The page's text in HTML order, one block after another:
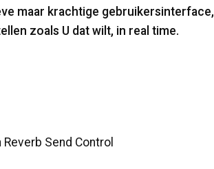
maar krachtige gebruikersinterface,
zoals U dat wilt, in real time.
Send Control